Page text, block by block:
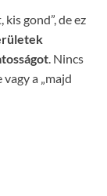
gond”, de ez
. Nincs
a „majd